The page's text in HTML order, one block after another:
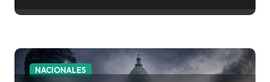
n
r
NACIONALES